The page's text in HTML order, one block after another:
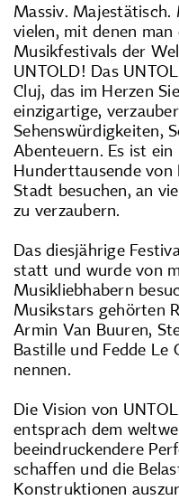
Massiv.
vielen, mit denen
Musikfestivals der
UNTOLD! Das
Cluj, das im Herzen
einzigartige,
Sehenswürdigkeiten,
Abenteuern. Es ist
Hunderttausende von
Stadt besuchen, an
zu verzaubern.
Das diesjährige
statt und wurde von
Musikliebhabern
Musikstars gehörten
Armin Van Buuren,
Bastille und Fedde Le
nennen.
Die Vision von
entsprach dem
beeindruckendere
schaffen und die
Konstruktionen